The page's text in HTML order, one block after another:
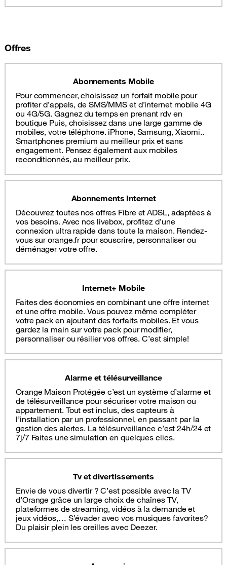
Offres
Abonnements Mobile
Pour commencer, choisissez un forfait mobile pour
profiter d’appels, de SMS/MMS et d’internet mobile 4G
ou 4G/5G. Gagnez du temps en prenant rdv en
boutique Puis, choisissez dans une large gamme de
mobiles, votre téléphone. iPhone, Samsung, Xiaomi..
Smartphones premium au meilleur prix et sans
engagement. Pensez également aux mobiles
reconditionnés, au meilleur prix.
Abonnements Internet
Découvrez toutes nos offres Fibre et ADSL, adaptées à
vos besoins. Avec nos livebox, profitez d’une
connexion ultra rapide dans toute la maison. Rendez-
vous sur orange.fr pour souscrire, personnaliser ou
déménager votre offre.
Internet+ Mobile
Faites des économies en combinant une offre internet
et une offre mobile. Vous pouvez même compléter
votre pack en ajoutant des forfaits mobiles. Et vous
gardez la main sur votre pack pour modifier,
personnaliser ou résilier vos offres. C’est simple!
Alarme et télésurveillance
Orange Maison Protégée c’est un système d’alarme et
de télésurveillance pour sécuriser votre maison ou
appartement. Tout est inclus, des capteurs à
l’installation par un professionnel, en passant par la
gestion des alertes. La télésurveillance c’est 24h/24 et
7j/7 Faites une simulation en quelques clics.
Tv et divertissements
Envie de vous divertir ? C’est possible avec la TV
d’Orange grâce un large choix de chaînes TV,
plateformes de streaming, vidéos à la demande et
jeux vidéos,… S’évader avec vos musiques favorites?
Du plaisir plein les oreilles avec Deezer.